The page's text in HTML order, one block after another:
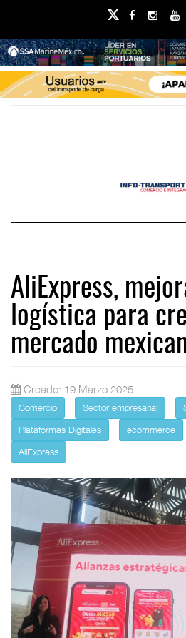
AliExpress,
logística para
mercado
Creado: 19 Marzo 2025
Comercio Sector empresarial
Plataformas Digitales
ecommerce
AliExpress